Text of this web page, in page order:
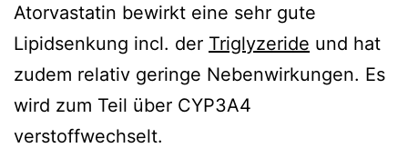
Atorvastatin bewirkt eine sehr gute
Lipidsenkung incl. der Triglyzeride und hat
zudem relativ geringe Nebenwirkungen. Es
wird zum Teil über CYP3A4
verstoffwechselt.